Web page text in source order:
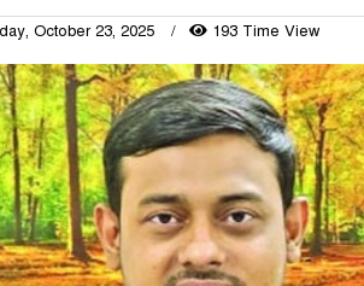
October 23, 2025 193 Time View